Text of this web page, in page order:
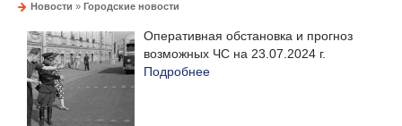
Новости » Городские новости
Оперативная обстановка и прогноз
возможных ЧС на 23.07.2024 г.
Подробнее